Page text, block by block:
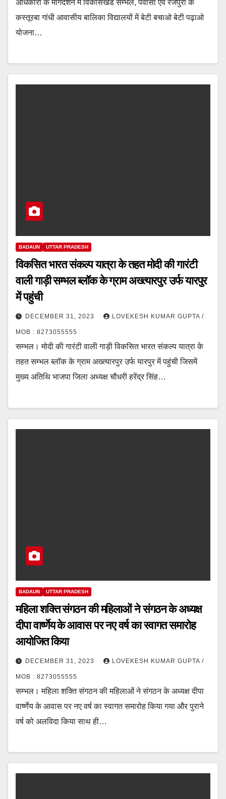
अधिकारी के मार्गदर्शन में विकासखंड सम्भल, पवांसा एवं रजपुरा के
कस्तूरबा गांधी आवासीय बालिका विद्यालयों में बेटी बचाओ बेटी पढ़ाओ
योजना…
BADAUN UTTAR PRADESH
विकसित भारत संकल्प यात्रा के तहत मोदी की गारंटी
वाली गाड़ी सम्भल ब्लॉक के ग्राम अख्त्यारपुर उर्फ यारपुर
में पहुंची
DECEMBER 31, 2023 LOVEKESH KUMAR GUPTA /
MOB : 8273055555
सम्भल। मोदी की गारंटी वाली गाड़ी विकसित भारत संकल्प यात्रा के
तहत सम्भल ब्लॉक के ग्राम अख्त्यारपुर उर्फ यारपुर में पहुंची जिसमें
मुख्य अतिथि भाजपा जिला अध्यक्ष चौधरी हरेंद्र सिंह…
BADAUN UTTAR PRADESH
महिला शक्ति संगठन की महिलाओं ने संगठन के अध्यक्ष
दीपा वार्ष्णेय के आवास पर नए वर्ष का स्वागत समारोह
आयोजित किया
DECEMBER 31, 2023 LOVEKESH KUMAR GUPTA /
MOB : 8273055555
सम्भल। महिला शक्ति संगठन की महिलाओं ने संगठन के अध्यक्ष दीपा
वार्ष्णेय के आवास पर नए वर्ष का स्वागत समारोह किया गया और पुराने
वर्ष को अलविदा किया साथ ही…